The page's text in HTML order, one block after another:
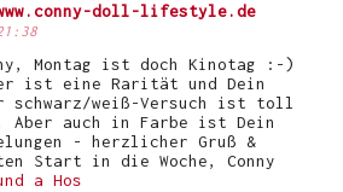
doll-lifestyle.de
Montag ist doch Kinotag :-)
ist eine Rarität und Dein
weiß-Versuch ist toll
Aber auch in Farbe ist Dein
- herzlicher Gruß &
Start in die Woche, Conny
a Hos